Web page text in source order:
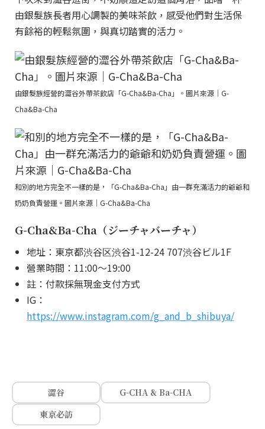
由銀髮族長者用心調製的美味茶飲，感受他們對生活保
有餘裕的輕鬆氛圍，與真切踏實的活力。
由銀髮族經營的澀谷外帶茶飲店「G-Cha&Ba-Cha」。圖片來源｜G-
Cha&Ba-Cha
和別的地方完全不一樣的是，「G-Cha&Ba-Cha」由一群充滿活力的爺爺和
奶奶負責營運。圖片來源｜G-Cha&Ba-Cha
G-Cha&Ba-Cha（ジーチャバーチャ）
地址：東京都渋谷区渋谷1-12-24 707渋谷ビル1F
營業時間：11:00～19:00
註：付款採無現金支付方式
IG：
https://www.instagram.com/g_and_b_shibuya/
澀谷
G-CHA & Ba-CHA
東京必訪